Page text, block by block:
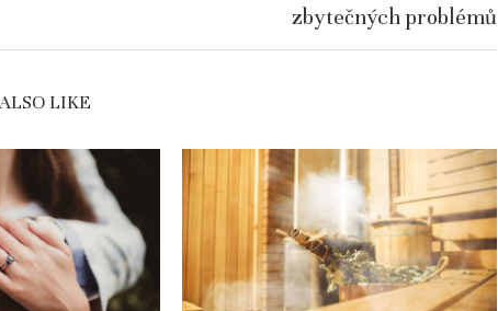
zbytečných problémů
LIKE